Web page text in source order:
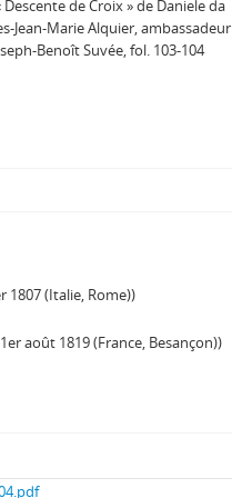
de Croix » de Daniele da
Jean-Marie Alquier, ambassadeur
Benoît Suvée, fol. 103-104
1807 (Italie, Rome))
août 1819 (France, Besançon))